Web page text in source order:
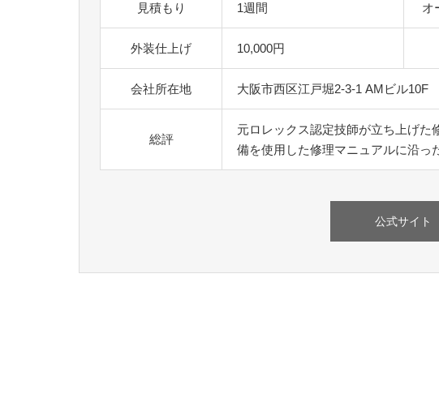
見積もり 1週間 オ
外装仕上げ 10,000円
会社所在地 大阪市西区江戸堀2-3-1 AMビル10F
総評
元ロレックス認定技師が立ち上げた
備を使用した修理マニュアルに沿っ
公式サイト